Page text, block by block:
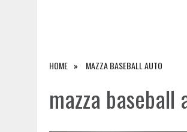
HOME MAZZA BASEBALL AUTO
mazza baseball